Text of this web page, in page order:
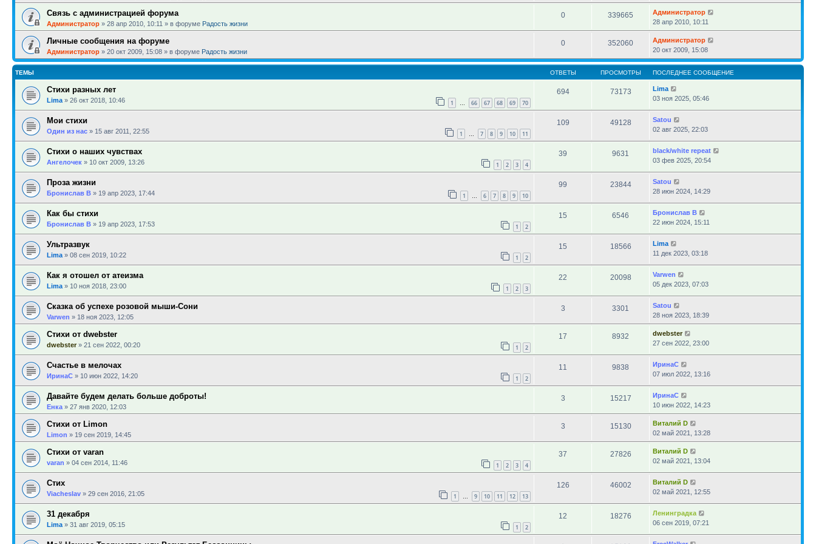
Связь с администрацией форума
Администратор » 28 апр 2010, 10:11 » в форуме Радость жизни
0 339665
Администратор
28 апр 2010, 10:11
Личные сообщения на форуме
Администратор » 20 окт 2009, 15:08 » в форуме Радость жизни
0 352060
Администратор
20 окт 2009, 15:08
ТЕМЫ ОТВЕТЫ ПРОСМОТРЫ ПОСЛЕДНЕЕ СООБЩЕНИЕ
Стихи разных лет
Lima » 26 окт 2018, 10:46 1 … 66 67 68 69 70
694 73173
Lima
03 ноя 2025, 05:46
Мои стихи
Один из нас » 15 авг 2011, 22:55 1 … 7 8 9 10 11
109 49128
Satou
02 авг 2025, 22:03
Стихи о наших чувствах
Ангелочек » 10 окт 2009, 13:26 1 2 3 4
39 9631
black/white repeat
03 фев 2025, 20:54
Проза жизни
Бронислав В » 19 апр 2023, 17:44 1 … 6 7 8 9 10
99 23844
Satou
28 июн 2024, 14:29
Как бы стихи
Бронислав В » 19 апр 2023, 17:53 1 2
15 6546
Бронислав В
22 июн 2024, 15:11
Ультразвук
Lima » 08 сен 2019, 10:22 1 2
15 18566
Lima
11 дек 2023, 03:18
Как я отошел от атеизма
Lima » 10 ноя 2018, 23:00 1 2 3
22 20098
Varwen
05 дек 2023, 07:03
Сказка об успехе розовой мыши-Сони
Varwen » 18 ноя 2023, 12:05
3 3301
Satou
28 ноя 2023, 18:39
Стихи от dwebster
dwebster» 21 сен 2022, 00:20 1 2
17 8932
dwebster
27 сен 2022, 23:00
Счастье в мелочах
ИринаC » 10 июн 2022, 14:20 1 2
11 9838
ИринаC
07 июл 2022, 13:16
Давайте будем делать больше доброты!
Енка » 27 янв 2020, 12:03
3 15217
ИринаC
10 июн 2022, 14:23
Стихи от Limon
Limon » 19 сен 2019, 14:45
3 15130
Виталий D
02 май 2021, 13:28
Стихи от varan
varan » 04 сен 2014, 11:46 1 2 3 4
37 27826
Виталий D
02 май 2021, 13:04
Стих
Viacheslav » 29 сен 2016, 21:05 1 … 9 10 11 12 13
126 46002
Виталий D
02 май 2021, 12:55
31 декабря
Lima » 31 авг 2019, 05:15 1 2
12 18276
Ленинградка
06 сен 2019, 07:21